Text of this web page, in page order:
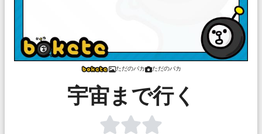
ただのバカ ただのバカ
宇宙まで行く